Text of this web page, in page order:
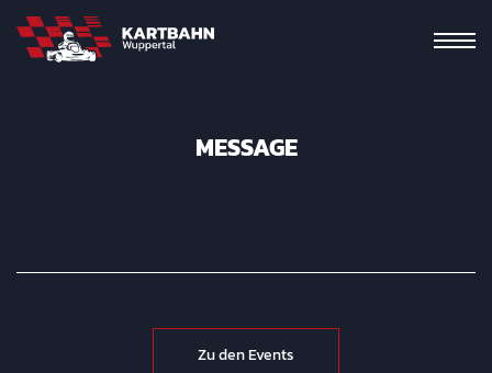
MESSAGE
Zu den Events